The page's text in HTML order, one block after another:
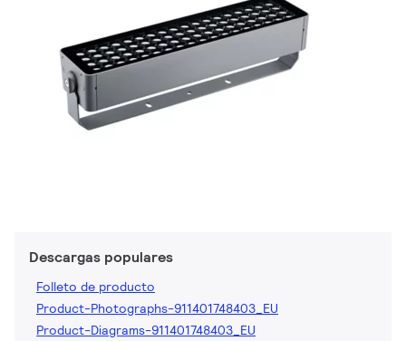
Descargas populares
Folleto de producto
Product-Photographs-911401748403_EU
Product-Diagrams-911401748403_EU